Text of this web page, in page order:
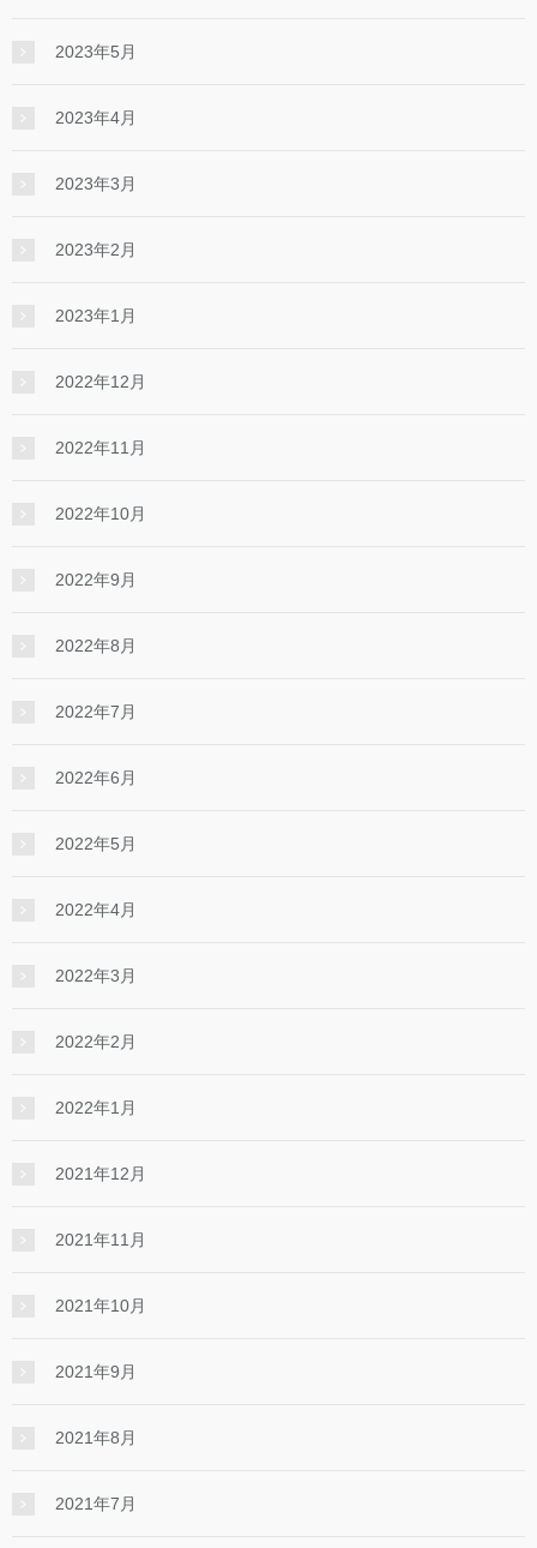
2023年5月
2023年4月
2023年3月
2023年2月
2023年1月
2022年12月
2022年11月
2022年10月
2022年9月
2022年8月
2022年7月
2022年6月
2022年5月
2022年4月
2022年3月
2022年2月
2022年1月
2021年12月
2021年11月
2021年10月
2021年9月
2021年8月
2021年7月